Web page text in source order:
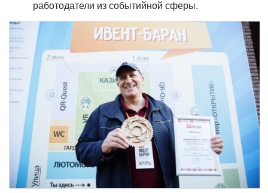
работодатели из событийной сферы.